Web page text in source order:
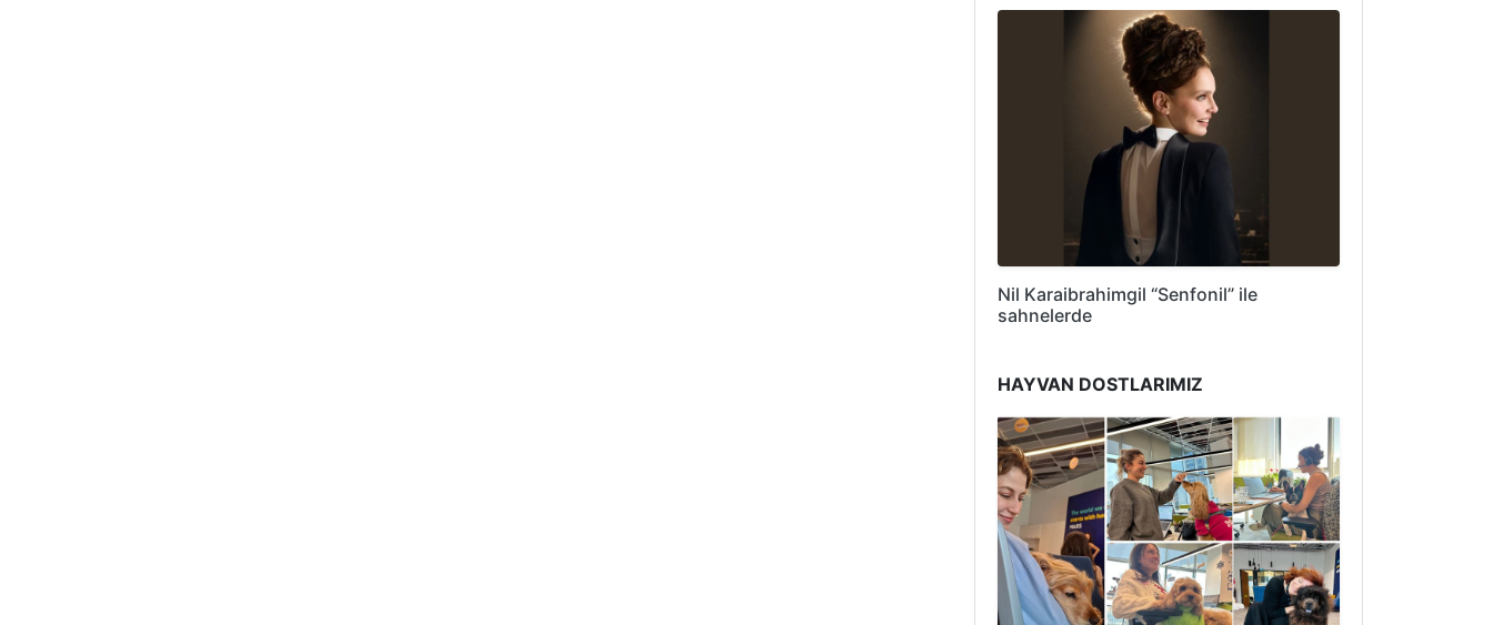
Nil Karaibrahimgil “Senfonil” ile
sahnelerde
HAYVAN DOSTLARIMIZ